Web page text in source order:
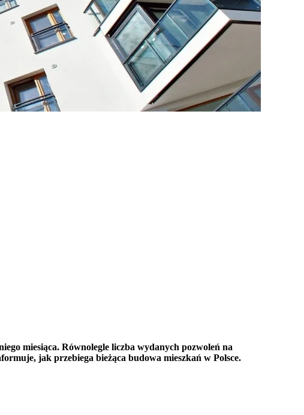
miesiąca. Równolegle liczba wydanych pozwoleń na
jak przebiega bieżąca budowa mieszkań w Polsce.